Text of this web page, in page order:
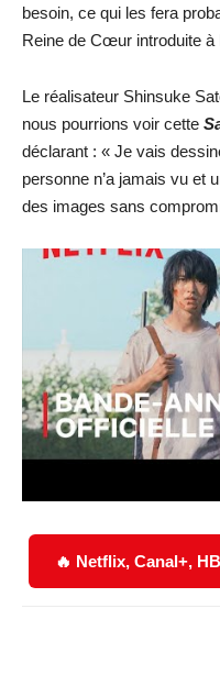
besoin, ce qui les fera
Reine de Cœur introduite à
Le réalisateur Shinsuke
nous pourrions voir cette
déclarant : « Je vais
personne n’a jamais vu et
des images sans
🔥 Netflix, Canal+,